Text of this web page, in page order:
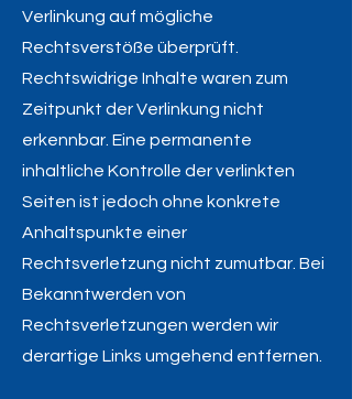
Verlinkung auf mögliche
Rechtsverstöße überprüft.
Rechtswidrige Inhalte waren zum
Zeitpunkt der Verlinkung nicht
erkennbar. Eine permanente
inhaltliche Kontrolle der verlinkten
Seiten ist jedoch ohne konkrete
Anhaltspunkte einer
Rechtsverletzung nicht zumutbar. Bei
Bekanntwerden von
Rechtsverletzungen werden wir
derartige Links umgehend entfernen.